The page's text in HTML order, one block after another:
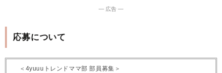
― 広告 ―
応募について
＜4yuuuトレンドママ部 部員募集＞